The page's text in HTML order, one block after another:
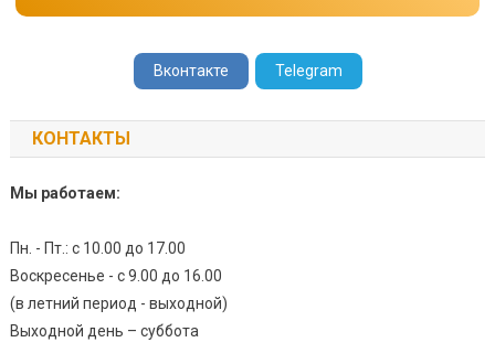
Вконтакте Telegram
КОНТАКТЫ
Мы работаем:
Пн. - Пт.: с 10.00 до 17.00
Воскресенье - с 9.00 до 16.00
(в летний период - выходной)
Выходной день – суббота